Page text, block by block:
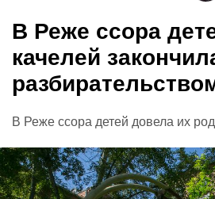
В Реже ссора
качелей
В Реже ссора детей довела их